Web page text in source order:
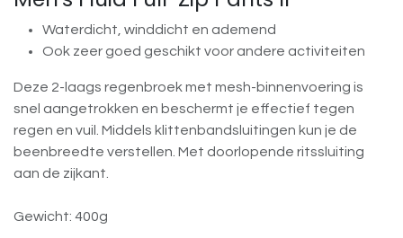
Waterdicht, winddicht en ademend
Ook zeer goed geschikt voor andere activiteiten
Deze 2-laags regenbroek met mesh-binnenvoering is
snel aangetrokken en beschermt je effectief tegen
regen en vuil. Middels klittenbandsluitingen kun je de
beenbreedte verstellen. Met doorlopende ritssluiting
aan de zijkant.
Gewicht: 400g